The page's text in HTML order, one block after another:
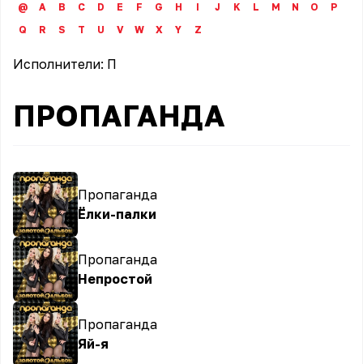
@
A B C D E F G H I J K L M N O
P
Q
R S T U V W X Y Z
Исполнители: П
ПРОПАГАНДА
Пропаганда
Ёлки-палки
Пропаганда
Непростой
Пропаганда
Яй-я